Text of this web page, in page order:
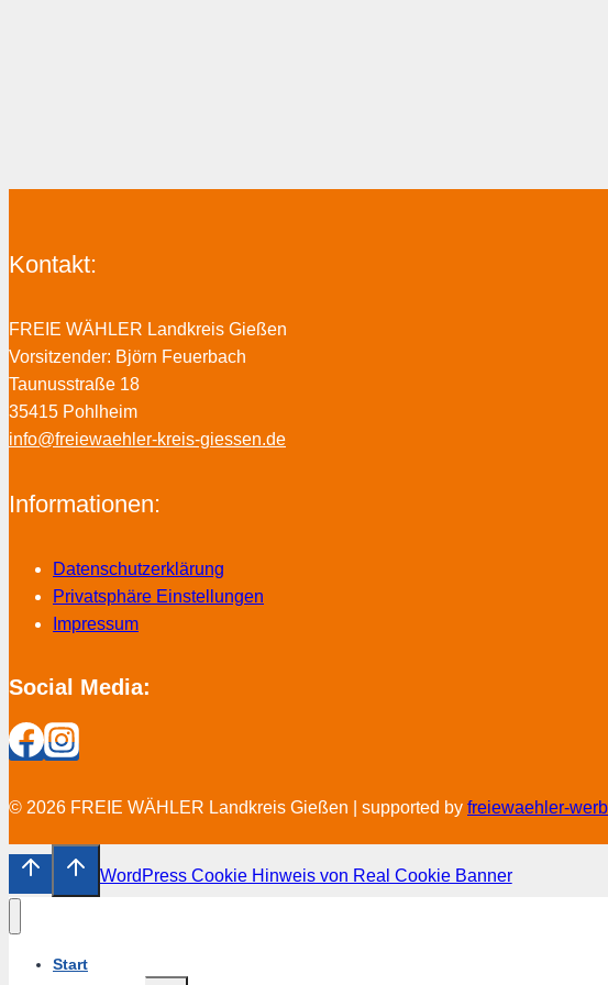
Kontakt:
FREIE WÄHLER Landkreis Gießen
Vorsitzender: Björn Feuerbach
Taunusstraße 18
35415 Pohlheim
info@freiewaehler-kreis-giessen.de
Informationen:
Datenschutzerklärung
Privatsphäre Einstellungen
Impressum
Social Media:
© 2026 FREIE WÄHLER Landkreis Gießen | supported by freiewaehler-
WordPress Cookie Hinweis von Real Cookie Banner
Start